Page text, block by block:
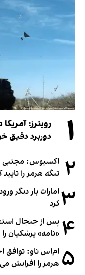
۱
رویترز:
دوربرد دقیق
۲ اکسیوس: مجتبی
تنگه هرمز را
۳ امارات بار دیگر
کرد
۴ پس از جنجال
«نامه» پزشکیان
۵ ام‌اس ناو: توافق
هرمز را افزایش